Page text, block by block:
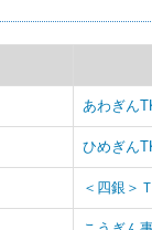
あわぎん
ひめぎん
＜四銀＞